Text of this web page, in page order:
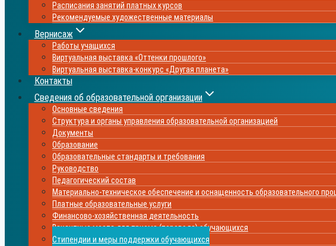
Расписания занятий платных курсов
Рекомендуемые художественные материалы
Вернисаж
Работы учащихся
Виртуальная выставка «Оттенки прошлого»
Виртуальная выставка-конкурс «Другая планета»
Контакты
Сведения об образовательной организации
Основные сведения
Структура и органы управления образовательной организацией
Документы
Образование
Образовательные стандарты и требования
Руководство
Педагогический состав
Материально-техническое обеспечение и оснащенность образовательного
Платные образовательные услуги
Финансово-хозяйственная деятельность
Вакантные места для приема (перевода) обучающихся
Стипендии и меры поддержки обучающихся